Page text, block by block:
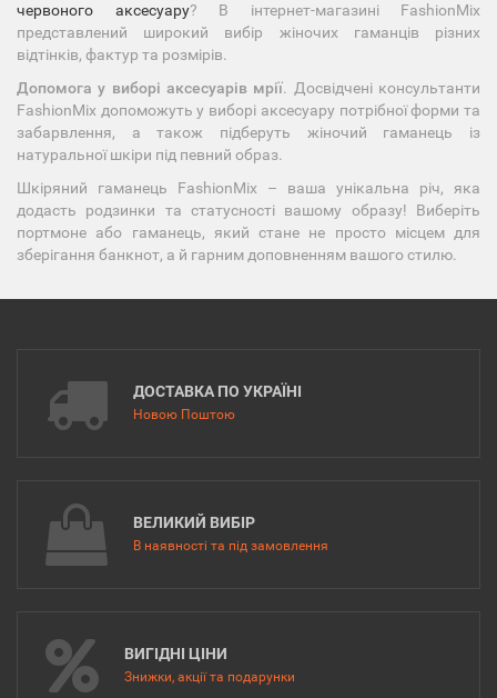
червоного аксесуару? В інтернет-магазині FashionMix
представлений широкий вибір жіночих гаманців різних
відтінків, фактур та розмірів.
Допомога у виборі аксесуарів мрії. Досвідчені консультанти
FashionMix допоможуть у виборі аксесуару потрібної форми та
забарвлення, а також підберуть жіночий гаманець із
натуральної шкіри під певний образ.
Шкіряний гаманець FashionMix – ваша унікальна річ, яка
додасть родзинки та статусності вашому образу! Виберіть
портмоне або гаманець, який стане не просто місцем для
зберігання банкнот, а й гарним доповненням вашого стилю.
ДОСТАВКА ПО УКРАЇНІ
Новою Поштою
ВЕЛИКИЙ ВИБІР
В наявності та під замовлення
ВИГІДНІ ЦІНИ
Знижки, акції та подарунки